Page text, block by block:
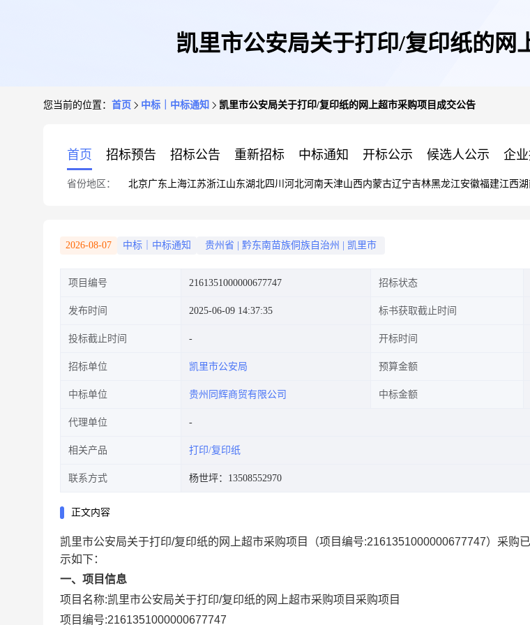
凯里市公安局关于打印/复印纸的网
您当前的位置： 首页 中标｜中标通知 凯里市公安局关于打印/复印纸的网上超市采购项目成交公告
首页 招标预告 招标公告 重新招标 中标通知 开标公示 候选人公示 企
省份地区： 北京广东 上海江苏浙江山东湖北四川 河北河南天津山西内蒙古辽宁吉林黑龙江安徽福建江西
2026-08-07 中标｜中标通知 贵州省 黔东南苗族侗族自治州 凯里市
项目编号 2161351000000677747 招标状态
发布时间 2025-06-09 14:37:35 标书获取截止时间
投标截止时间 开标时间
招标单位 凯里市公安局 预算金额
中标单位 贵州同辉商贸有限公司 中标金额
代理单位
相关产品 打印/复印纸
联系方式 杨世坪：13508552970
正文内容
凯里市公安局关于打印/复印纸的网上超市采购项目 （项目编号:2161351000000677747）采购
示如下：
一、项目信息
项目名称:凯里市公安局关于打印/复印纸的网上超市采购项目 采购项目
项目编号:2161351000000677747